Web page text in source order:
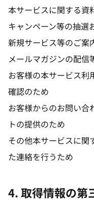
本サービスに関する資
キャンペーン等の抽選
新規サービス等のご案
メールマガジンの配信
お客様の本サービス利
確認のため
お客様からのお問い合
トの提供のため
その他本サービスに関
た連絡を行うため
4. 取得情報の第